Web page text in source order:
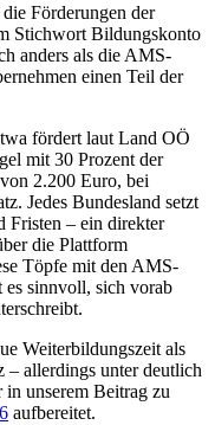
Förderungen der
Stichwort Bildungskonto
anders als die AMS-
einen Teil der
fördert laut Land OÖ
mit 30 Prozent der
2.200 Euro, bei
Jedes Bundesland setzt
Fristen – ein direkter
die Plattform
Töpfe mit den AMS-
es sinnvoll, sich vorab
Weiterbildungszeit als
– allerdings unter deutlich
unserem Beitrag zu
aufbereitet.